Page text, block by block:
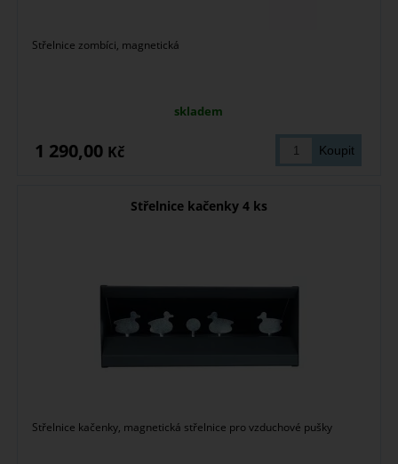
Střelnice zombíci, magnetická
skladem
1 290,00 Kč
Střelnice kačenky 4 ks
Střelnice kačenky, magnetická střelnice pro vzduchové pušky